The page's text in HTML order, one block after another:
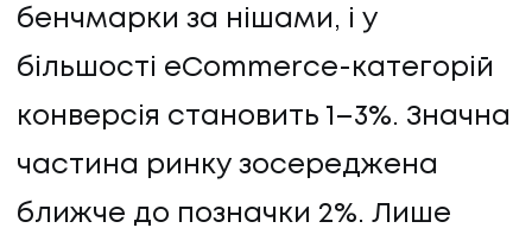
бенчмарки за нішами, і у
більшості eCommerce-категорій
конверсія становить 1–3%. Значна
частина ринку зосереджена
ближче до позначки 2%. Лише